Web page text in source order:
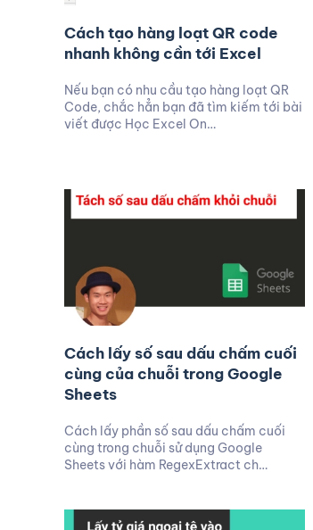
Cách tạo hàng loạt QR code
nhanh không cần tới Excel
Nếu bạn có nhu cầu tạo hàng loạt QR
Code, chắc hẳn bạn đã tìm kiếm tới bài
viết được Học Excel On…
Cách lấy số sau dấu chấm cuối
cùng của chuỗi trong Google
Sheets
Cách lấy phần số sau dấu chấm cuối
cùng trong chuỗi sử dụng Google
Sheets với hàm RegexExtract ch…